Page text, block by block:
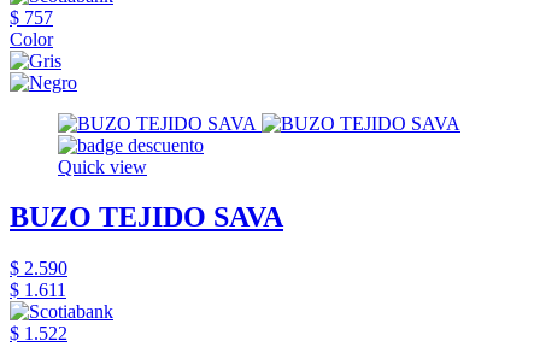
$ 757
Color
Quick view
BUZO TEJIDO SAVA
$ 2.590
$ 1.611
$ 1.522